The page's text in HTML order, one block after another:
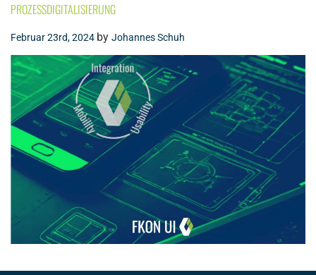
PROZESSDIGITALISIERUNG
Februar 23rd, 2024 by Johannes Schuh